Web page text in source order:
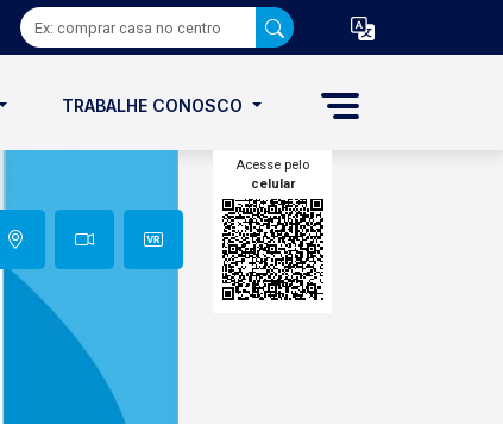
TRABALHE CONOSCO
Acesse pelo
celular